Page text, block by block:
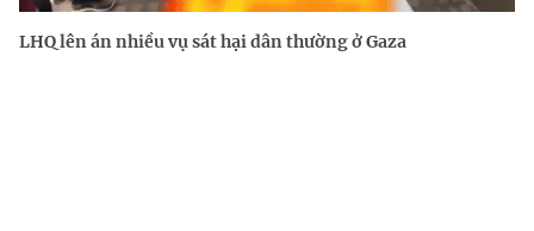
LHQ lên án nhiều vụ sát hại dân thường ở Gaza